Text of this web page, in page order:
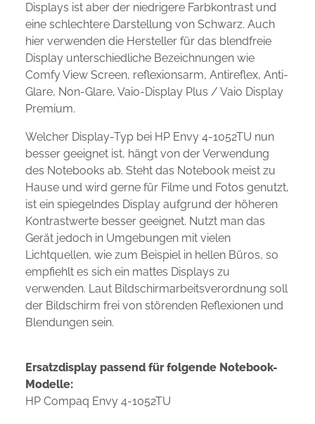
Displays ist aber der niedrigere Farbkontrast und
eine schlechtere Darstellung von Schwarz. Auch
hier verwenden die Hersteller für das blendfreie
Display unterschiedliche Bezeichnungen wie
Comfy View Screen, reflexionsarm, Antireflex, Anti-
Glare, Non-Glare, Vaio-Display Plus / Vaio Display
Premium.
Welcher Display-Typ bei HP Envy 4-1052TU nun
besser geeignet ist, hängt von der Verwendung
des Notebooks ab. Steht das Notebook meist zu
Hause und wird gerne für Filme und Fotos genutzt,
ist ein spiegelndes Display aufgrund der höheren
Kontrastwerte besser geeignet. Nutzt man das
Gerät jedoch in Umgebungen mit vielen
Lichtquellen, wie zum Beispiel in hellen Büros, so
empfiehlt es sich ein mattes Displays zu
verwenden. Laut Bildschirmarbeitsverordnung soll
der Bildschirm frei von störenden Reflexionen und
Blendungen sein.
Ersatzdisplay passend für folgende Notebook-
Modelle:
HP Compaq Envy 4-1052TU